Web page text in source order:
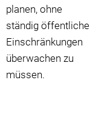
planen, ohne
ständig öffentliche
Einschränkungen
überwachen zu
müssen.